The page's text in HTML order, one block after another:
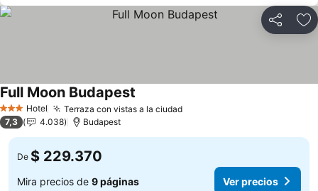
Compartir
3 Estrellas
Hotel Terraza con vistas a la ciudad
Full Moon Budapest
7,3 4.038 Budapest
De $ 229.370
Mira precios de 9 páginas Ver precios